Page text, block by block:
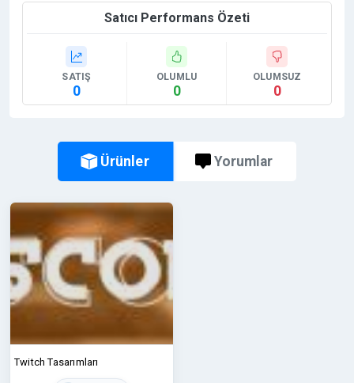
Satıcı Performans Özeti
SATIŞ
0
OLUMLU
0
OLUMSUZ
0
Ürünler Yorumlar
Twitch Tasarımları